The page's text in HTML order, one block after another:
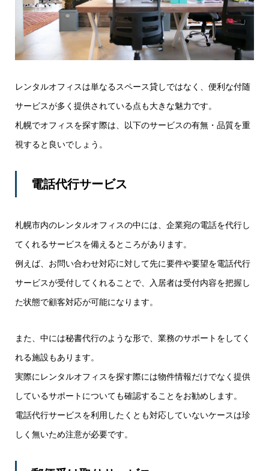
レンタルオフィスは単なるスペース貸しではなく、便利な付随
サービスが多く提供されている点も大きな魅力です。
札幌でオフィスを探す際は、以下のサービスの有無・品質を重
視すると良いでしょう。
電話代行サービス
札幌市内のレンタルオフィスの中には、企業宛の電話を代行し
てくれるサービスを備えるところがあります。
例えば、お問い合わせ対応に対して先に要件や要望を電話代行
サービスが受付してくれることで、入居者は受付内容を把握し
た状態で顧客対応が可能になります。
また、中には秘書代行のような形で、業務のサポートをしてく
れる施設もあります。
実際にレンタルオフィスを探す際には物件情報だけでなく提供
しているサポートについても確認することをお勧めします。
電話代行サービスを利用したくとも対応していないケースは珍
しく無いため注意が必要です。